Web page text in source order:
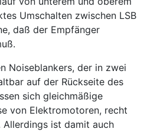
Umschalten zwischen LSB
daß der Empfänger
Noiseblankers, der in zwei
auf der Rückseite des
sich gleichmäßige
von Elektromotoren, recht
ist damit auch